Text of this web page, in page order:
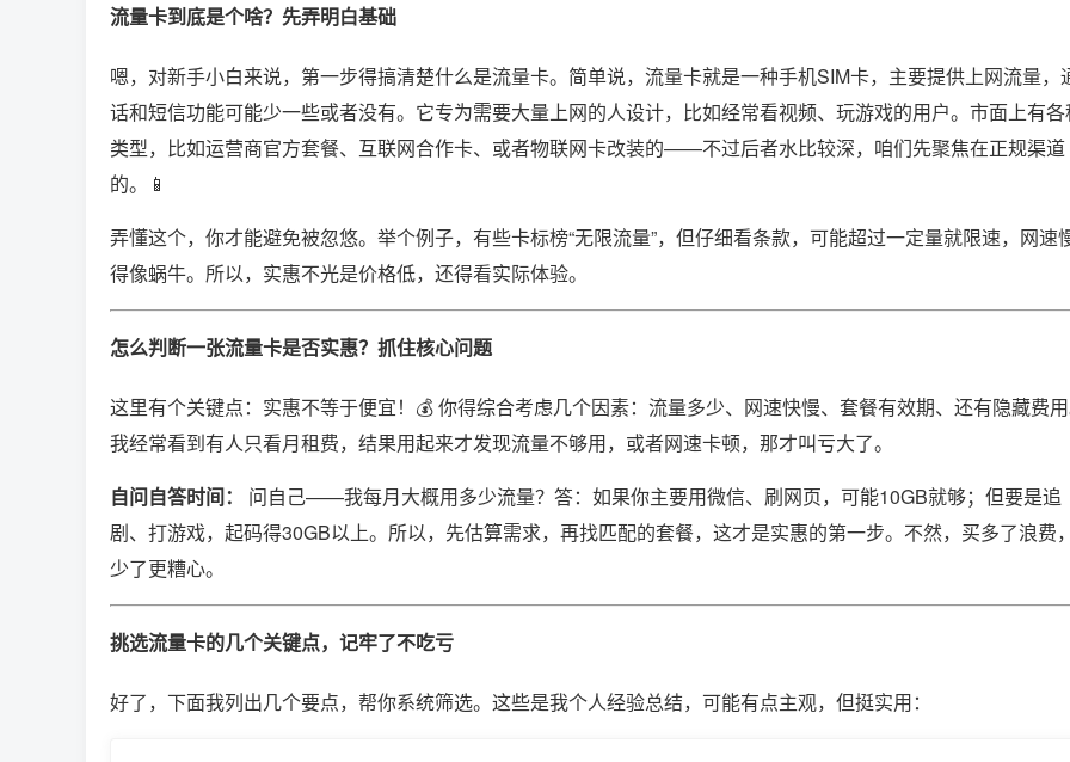
流量卡到底是个啥？先弄明白基础
嗯，对新手小白来说，第一步得搞清楚什么是流量卡。简单说，流量卡就是一种手机SIM卡，主要提供上网流量，
话和短信功能可能少一些或者没有。它专为需要大量上网的人设计，比如经常看视频、玩游戏的用户。市面上有各
类型，比如运营商官方套餐、互联网合作卡、或者物联网卡改装的——不过后者水比较深，咱们先聚焦在正规渠道
的。📱
弄懂这个，你才能避免被忽悠。举个例子，有些卡标榜“无限流量”，但仔细看条款，可能超过一定量就限速，网速
得像蜗牛。所以，实惠不光是价格低，还得看实际体验。
怎么判断一张流量卡是否实惠？抓住核心问题
这里有个关键点：实惠不等于便宜！💰 你得综合考虑几个因素：流量多少、网速快慢、套餐有效期、还有隐藏费用
我经常看到有人只看月租费，结果用起来才发现流量不够用，或者网速卡顿，那才叫亏大了。
自问自答时间：
​ 问自己——我每月大概用多少流量？答：如果你主要用微信、刷网页，可能10GB就够；但要是追
剧、打游戏，起码得30GB以上。所以，先估算需求，再找匹配的套餐，这才是实惠的第一步。不然，买多了浪费
少了更糟心。
挑选流量卡的几个关键点，记牢了不吃亏
好了，下面我列出几个要点，帮你系统筛选。这些是我个人经验总结，可能有点主观，但挺实用：